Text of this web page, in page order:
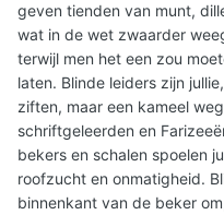
geven tienden van munt,
wat in de wet zwaarder
terwijl men het een zou
laten. Blinde leiders zijn
ziften, maar een kameel
schriftgeleerden en
bekers en schalen spoelen
roofzucht en onmatigheid.
binnenkant van de beker